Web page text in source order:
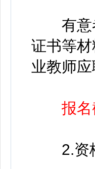
有意者
证书等
业教师应
报
2.资